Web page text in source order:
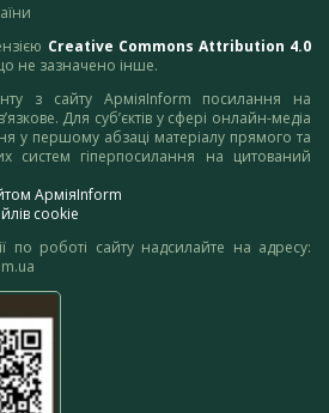
Creative Commons Attribution 4.0
не зазначено інше.
з сайту АрміяInform посилання на
Для суб’єктів у сфері онлайн-медіа
у першому абзаці матеріалу прямого та
систем гіперпосилання на цитований
АрміяInform
cookie
по роботі сайту надсилайте на адресу: